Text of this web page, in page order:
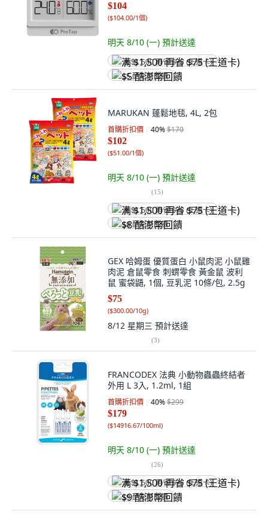
$104
($104.00/1個)
明天 8/10 (一) 預計送達
满 $1,500 再省 $75 (王道卡)
$5 酷澎幣回饋
MARUKAN 蓬鬆地毯, 4L, 2包
首購折扣價 40%$170
$102
($51.00/1個)
明天 8/10 (一) 預計送達
(15)
满 $1,500 再省 $75 (王道卡)
$8 酷澎幣回饋
GEX 哈姆蛋 優質蛋白 小鼠肉泥 小鼠雞
肉泥 倉鼠零食 刺蝟零食 黃金鼠 波利
鼠 蜜袋鼯, 1個, 豆乳泥 10條/包, 2.5g
$75
($300.00/10g)
8/12 星期三 預計送達
(3)
FRANCODEX 法典 小動物蟲蟲終結者
外用 L 3入, 1.2ml, 1組
首購折扣價 40%$299
$179
($14916.67/100ml)
明天 8/10 (一) 預計送達
(26)
满 $1,500 再省 $75 (王道卡)
$9 酷澎幣回饋